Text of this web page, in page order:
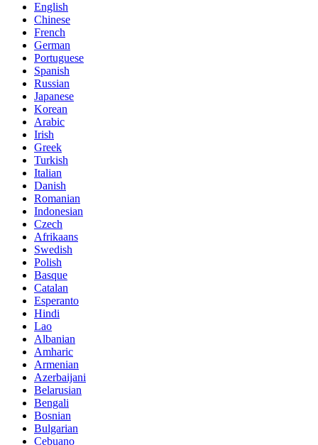
English
Chinese
French
German
Portuguese
Spanish
Russian
Japanese
Korean
Arabic
Irish
Greek
Turkish
Italian
Danish
Romanian
Indonesian
Czech
Afrikaans
Swedish
Polish
Basque
Catalan
Esperanto
Hindi
Lao
Albanian
Amharic
Armenian
Azerbaijani
Belarusian
Bengali
Bosnian
Bulgarian
Cebuano